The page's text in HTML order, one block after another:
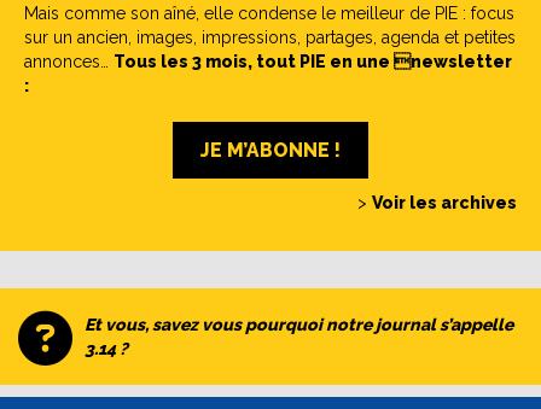
Mais comme son aîné, elle condense le meilleur de PIE : focus
sur un ancien, images, impressions, partages, agenda et petites
annonces… Tous les 3 mois, tout PIE en une newsletter
:
JE M’ABONNE !
> Voir les archives
Et vous, savez vous pourquoi notre journal s’appelle
3.14 ?